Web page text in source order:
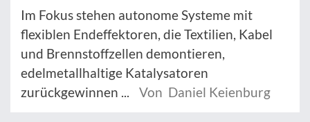
Im Fokus stehen autonome Systeme mit
flexiblen Endeffektoren, die Textilien, Kabel
und Brennstoffzellen demontieren,
edelmetallhaltige Katalysatoren
zurückgewinnen ...
Von Daniel Keienburg